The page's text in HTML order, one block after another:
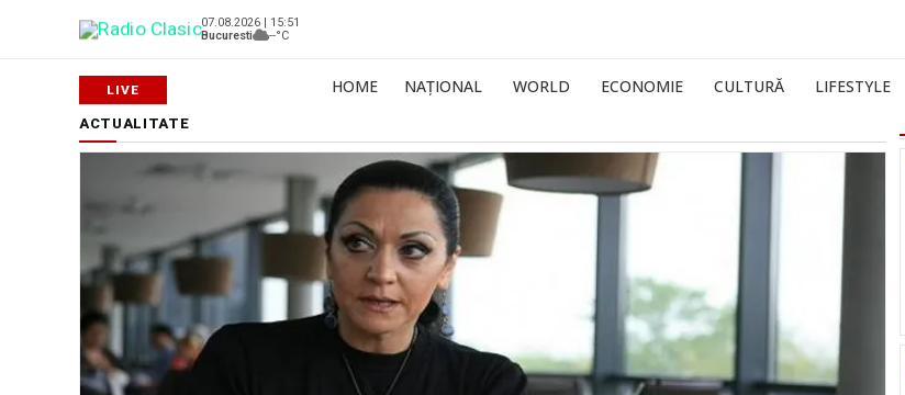
07.08.2026 | 15:51
Bucuresti
--°C
HOME NAȚIONAL WORLD ECONOMIE CULTURĂ LIFESTYLE
ACTUALITATE